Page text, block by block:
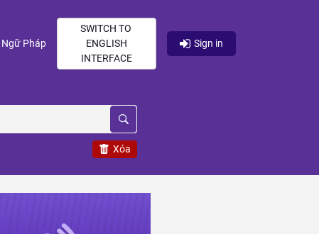
(current)
Ngữ Pháp(current)
SWITCH TO
ENGLISH
INTERFACE
Sign in
Xóa